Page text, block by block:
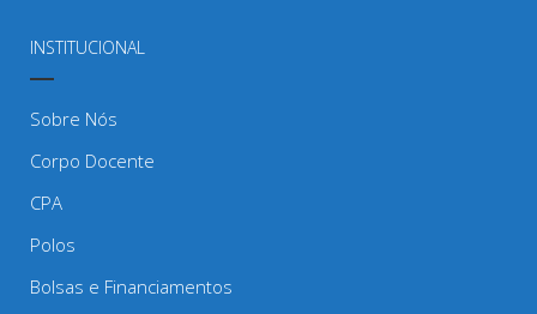
INSTITUCIONAL
Sobre Nós
Corpo Docente
CPA
Polos
Bolsas e Financiamentos